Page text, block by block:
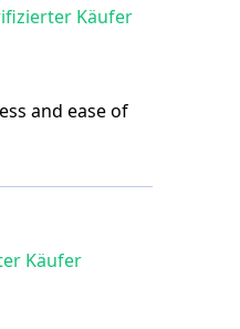
Käufer
and ease of
Käufer